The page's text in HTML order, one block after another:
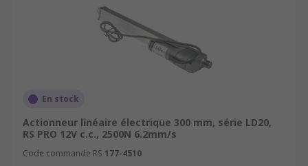
En stock
Actionneur linéaire électrique 300 mm, série LD20,
RS PRO 12V c.c., 2500N 6.2mm/s
Code commande RS 177-4510